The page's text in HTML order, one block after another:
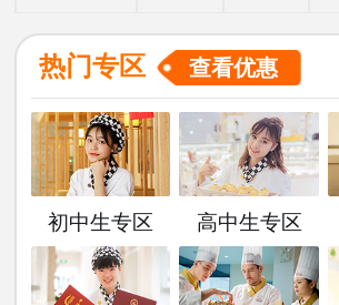
洲际主厨专业 20 8 技
25 8
形象设计专业 10 技
西餐主厨专业 36 9
时尚西点专业 5
热门专区 查看优惠
初中生专区 高中生专区